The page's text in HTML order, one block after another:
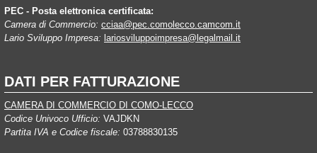
PEC - Posta elettronica certificata:
Camera di Commercio: cciaa@pec.comolecco.camcom.it
Lario Sviluppo Impresa: lariosviluppoimpresa@legalmail.it
DATI PER FATTURAZIONE
CAMERA DI COMMERCIO DI COMO-LECCO
Codice Univoco Ufficio: VAJDKN
Partita IVA e Codice fiscale: 03788830135